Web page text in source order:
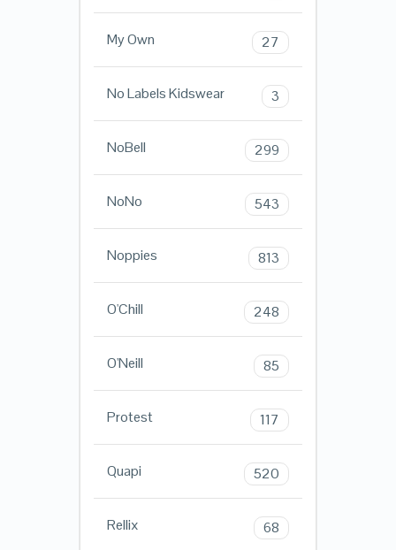
My Own 27
No Labels Kidswear 3
NoBell 299
NoNo 543
Noppies 813
O'Chill 248
O'Neill 85
Protest 117
Quapi 520
Rellix 68